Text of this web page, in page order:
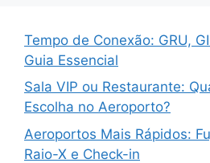
Tempo de Conexão: GRU,
Guia Essencial
Sala VIP ou Restaurante:
Escolha no Aeroporto?
Aeroportos Mais Rápidos:
Raio-X e Check-in